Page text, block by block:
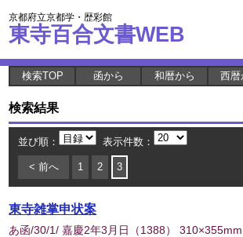
京都府立京都学・歴彩館
東寺百合文書WEB
検索TOP 函から 和暦から 西暦
検索結果
並び順： 表示件数：
< 前へ 1 2 3
東寺雑掌申状案
あ函/30/1/ 嘉慶2年3月日 （1388） 310×355mm